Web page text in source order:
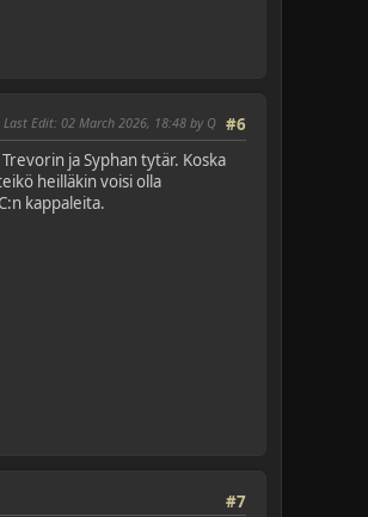
#6
Last Edit: 02 March 2026, 18:48 by Q
ja Syphan tytär. Koska
heilläkin voisi olla
kappaleita.
#7